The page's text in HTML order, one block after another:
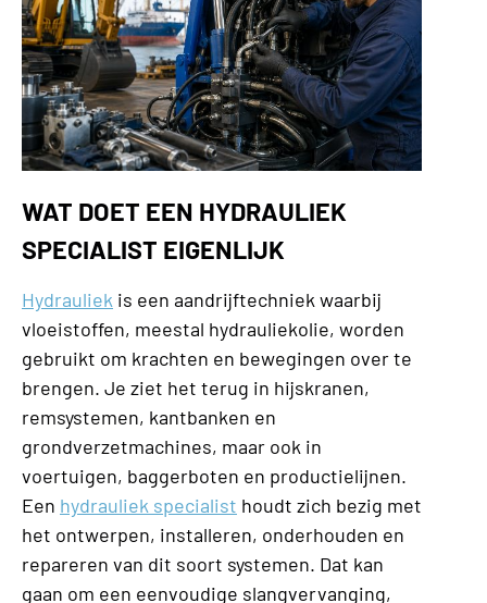
WAT DOET EEN HYDRAULIEK
SPECIALIST EIGENLIJK
Hydrauliek is een aandrijftechniek waarbij
vloeistoffen, meestal hydrauliekolie, worden
gebruikt om krachten en bewegingen over te
brengen. Je ziet het terug in hijskranen,
remsystemen, kantbanken en
grondverzetmachines, maar ook in
voertuigen, baggerboten en productielijnen.
Een hydrauliek specialist houdt zich bezig met
het ontwerpen, installeren, onderhouden en
repareren van dit soort systemen. Dat kan
gaan om een eenvoudige slangvervanging,